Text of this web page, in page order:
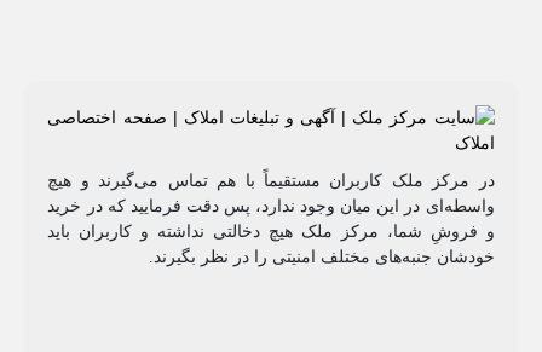
مرکز ملک کاربران مستقیماً با هم تماس می‌گیرند و هیچ
در این میان وجود ندارد، پس دقت فرمایید که در خرید
شما، مرکز ملک هیچ دخالتی نداشته و کاربران باید
جنبه‌های مختلف امنیتی را در نظر بگیرند.